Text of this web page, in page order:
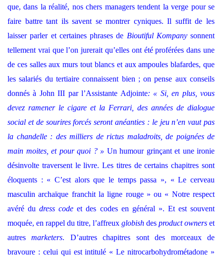
que, dans la réalité, nos chers managers tendent la verge pour se
faire battre tant ils savent se montrer cyniques. Il suffit de les
laisser parler et certaines phrases de Bioutiful Kompanysonnent
tellement vrai que l’on jurerait qu’elles ont été proférées dans une
de ces salles aux murs tout blancs et aux ampoules blafardes, que
les salariés du tertiaire connaissent bien ; on pense aux conseils
donnés à John III par l’Assistante Adjointe: « Si, en plus, vous
devez ramener le cigare et la Ferrari, des années de dialogue
social et de sourires forcés seront anéanties : le jeu n’en vaut pas
la chandelle : des milliers de rictus maladroits, de poignées de
main moites, et pour quoi ? » Un humour grinçant et une ironie
désinvolte traversent le livre. Les titres de certains chapitres sont
éloquents : « C’est alors que le temps passa », « Le cerveau
masculin archaïque franchit la ligne rouge » ou « Notre respect
avéré dudress code et des codes en général ». Et est souvent
moquée, en rappel du titre, l’affreux globish des product owners et
autresmarketers. D’autres chapitres sont des morceaux de
bravoure : celui qui est intitulé « Le nitrocarbohydrométadone »